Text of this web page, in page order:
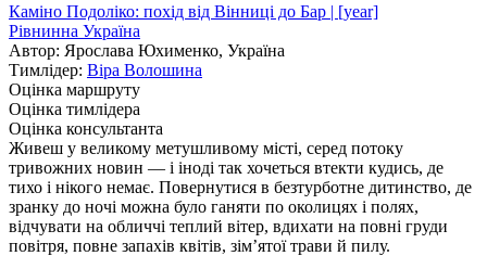
Каміно Подоліко: похід від Вінниці до Бар | [year]
Рівнинна Україна
Автор: Ярослава Юхименко, Україна
Тимлідер: Віра Волошина
Оцінка маршруту
Оцінка тимлідера
Оцінка консультанта
Живеш у великому метушливому місті, серед потоку
тривожних новин — і іноді так хочеться втекти кудись, де
тихо і нікого немає. Повернутися в безтурботне дитинство, де
зранку до ночі можна було ганяти по околицях і полях,
відчувати на обличчі теплий вітер, вдихати на повні груди
повітря, повне запахів квітів, зім’ятої трави й пилу.